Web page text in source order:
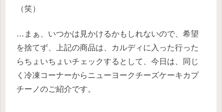
（笑）
…まぁ、いつかは見かけるかもしれないので、希望
を捨てず、上記の商品は、カルディに入った行った
らちょいちょいチェックするとして、今日は、同じ
く冷凍コーナーからニューヨークチーズケーキカプ
チーノのご紹介です。